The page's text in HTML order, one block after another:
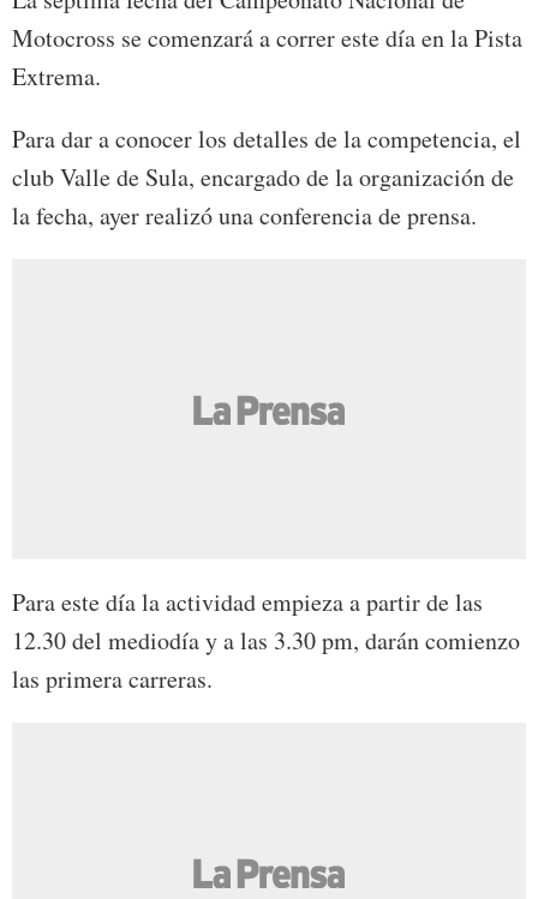
Motocross se comenzará a correr este día en la Pista
Extrema.
Para dar a conocer los detalles de la competencia, el
club Valle de Sula, encargado de la organización de
la fecha, ayer realizó una conferencia de prensa.
Para este día la actividad empieza a partir de las
12.30 del mediodía y a las 3.30 pm, darán comienzo
las primera carreras.